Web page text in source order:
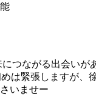
つながる出会いが
は緊張しますが、
いませー